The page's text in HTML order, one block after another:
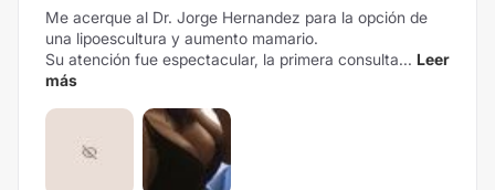
Me acerque al Dr. Jorge Hernandez para la opción de
una lipoescultura y aumento mamario.
Su atención fue espectacular, la primera consulta... Leer
más